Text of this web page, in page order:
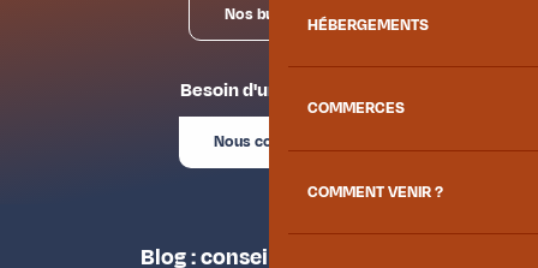
HÉBERGEMENTS
COMMERCES
COMMENT VENIR ?
Nos bureaux
Besoin d'un conseil ?
Nous contacter
Blog : conseils des locaux